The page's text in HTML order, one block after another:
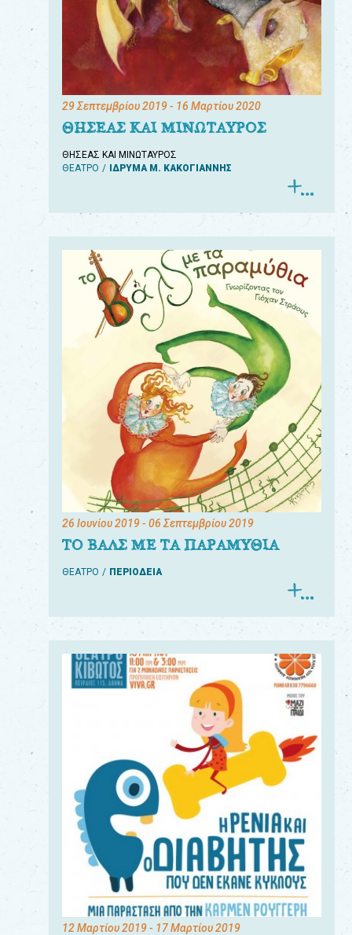
29 Σεπτεμβρίου 2019- 16 Μαρτίου 2020
ΘΗΣΕΑΣ ΚΑΙ ΜΙΝΩΤΑΥΡΟΣ
ΘΗΣΕΑΣ ΚΑΙ ΜΙΝΩΤΑΥΡΟΣ
ΘΕΑΤΡΟ
ΙΔΡΥΜΑ Μ. ΚΑΚΟΓΙΑΝΝΗΣ
26 Ιουνίου 2019- 06 Σεπτεμβρίου 2019
ΤΟ ΒΑΛΣ ΜΕ ΤΑ ΠΑΡΑΜΥΘΙΑ
ΘΕΑΤΡΟ ΠΕΡΙΟΔΕΙΑ
12 Μαρτίου 2019- 17 Μαρτίου 2019